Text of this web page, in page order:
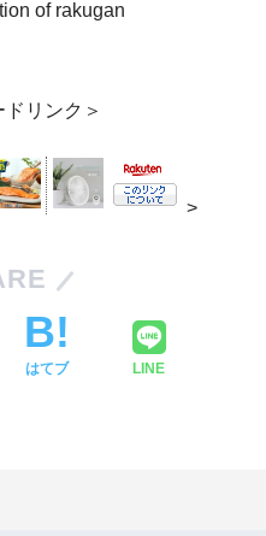
of rakugan
ドリンク＞
>
はてブ LINE